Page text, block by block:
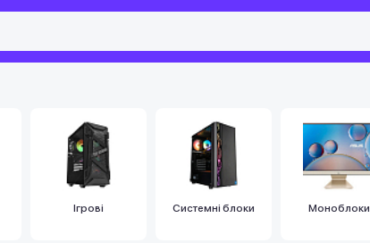
Ігрові Системні блоки Моноблоки